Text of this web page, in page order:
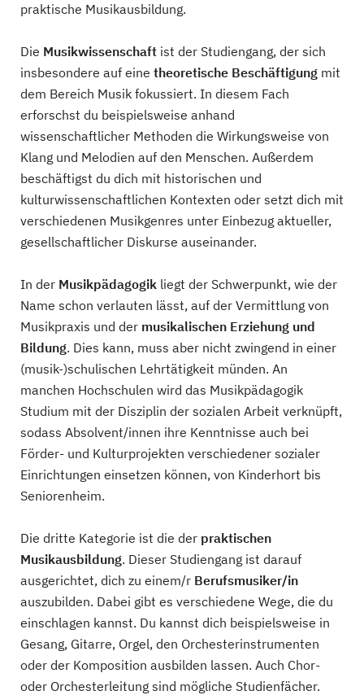
praktische Musikausbildung.
Die Musikwissenschaft ist der Studiengang, der sich
insbesondere auf eine theoretische Beschäftigung mit
dem Bereich Musik fokussiert. In diesem Fach
erforschst du beispielsweise anhand
wissenschaftlicher Methoden die Wirkungsweise von
Klang und Melodien auf den Menschen. Außerdem
beschäftigst du dich mit historischen und
kulturwissenschaftlichen Kontexten oder setzt dich mit
verschiedenen Musikgenres unter Einbezug aktueller,
gesellschaftlicher Diskurse auseinander.
In der Musikpädagogik liegt der Schwerpunkt, wie der
Name schon verlauten lässt, auf der Vermittlung von
Musikpraxis und der musikalischen Erziehung und
Bildung. Dies kann, muss aber nicht zwingend in einer
(musik-)schulischen Lehrtätigkeit münden. An
manchen Hochschulen wird das Musikpädagogik
Studium mit der Disziplin der sozialen Arbeit verknüpft,
sodass Absolvent/innen ihre Kenntnisse auch bei
Förder- und Kulturprojekten verschiedener sozialer
Einrichtungen einsetzen können, von Kinderhort bis
Seniorenheim.
Die dritte Kategorie ist die der praktischen
Musikausbildung. Dieser Studiengang ist darauf
ausgerichtet, dich zu einem/r Berufsmusiker/in
auszubilden. Dabei gibt es verschiedene Wege, die du
einschlagen kannst. Du kannst dich beispielsweise in
Gesang, Gitarre, Orgel, den Orchesterinstrumenten
oder der Komposition ausbilden lassen. Auch Chor-
oder Orchesterleitung sind mögliche Studienfächer.